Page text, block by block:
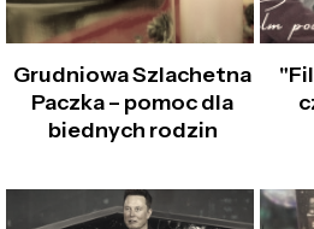
Grudniowa Szlachetna
Paczka – pomoc dla
biednych rodzin